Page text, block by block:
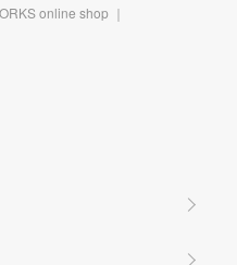
online shop ｜